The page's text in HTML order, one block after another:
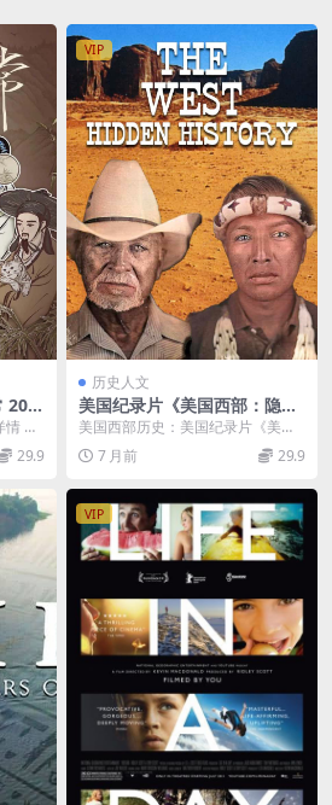
202
国
| 全
29.9
VIP
历史人文
美国纪录片《美国西部：隐藏
的历史 The West: Hidden Hi
story 2023》英语中英双字 无
水印纯净版 1080P/MKV/1.34
美国西部历史：美国纪录片《美国
西部：隐藏的历史The West: Hidde
n ...7 月前 29.9
VIP